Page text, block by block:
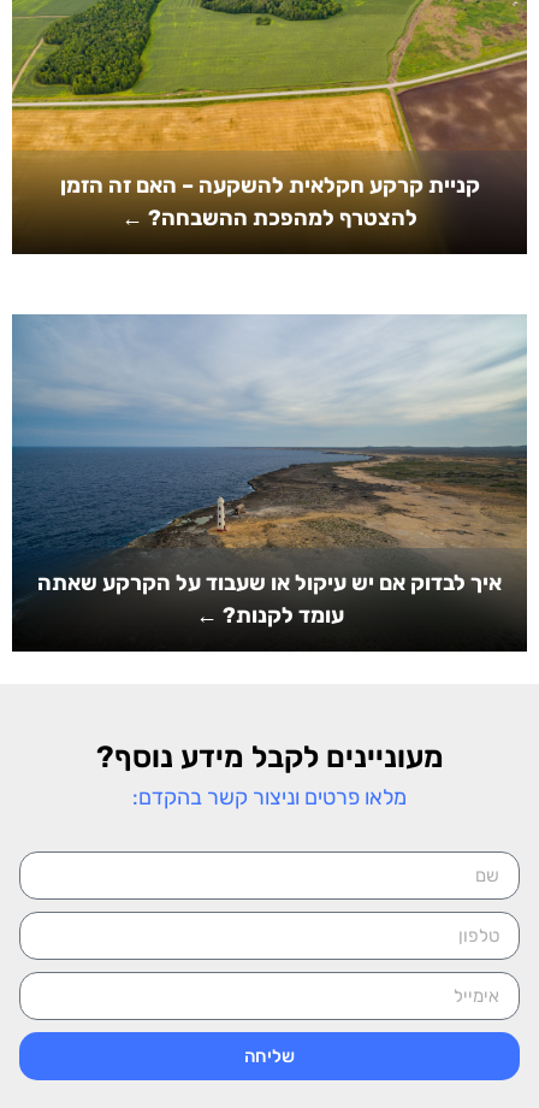
קניית קרקע חקלאית להשקעה – האם זה הזמן
להצטרף למהפכת ההשבחה? ←
איך לבדוק אם יש עיקול או שעבוד על הקרקע שאתה
עומד לקנות? ←
מעוניינים לקבל מידע נוסף?
מלאו פרטים וניצור קשר בהקדם:
שליחה